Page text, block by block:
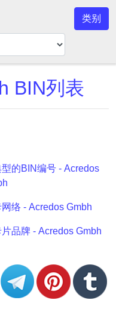
类别
BIN列表
型的BIN编号 - Acredos
络 - Acredos Gmbh
品牌 - Acredos Gmbh